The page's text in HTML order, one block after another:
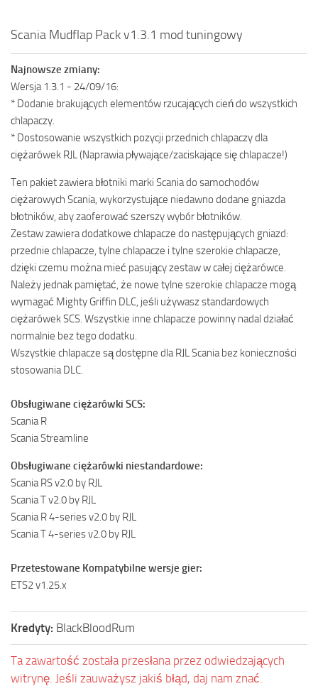
Scania Mudflap Pack v1.3.1 mod tuningowy
Najnowsze zmiany:
Wersja 1.3.1 - 24/09/16:
* Dodanie brakujących elementów rzucających cień do wszystkich
chlapaczy.
* Dostosowanie wszystkich pozycji przednich chlapaczy dla
ciężarówek RJL (Naprawia pływające/zaciskające się chlapacze!)
Ten pakiet zawiera błotniki marki Scania do samochodów
ciężarowych Scania, wykorzystujące niedawno dodane gniazda
błotników, aby zaoferować szerszy wybór błotników.
Zestaw zawiera dodatkowe chlapacze do następujących gniazd:
przednie chlapacze, tylne chlapacze i tylne szerokie chlapacze,
dzięki czemu można mieć pasujący zestaw w całej ciężarówce.
Należy jednak pamiętać, że nowe tylne szerokie chlapacze mogą
wymagać Mighty Griffin DLC, jeśli używasz standardowych
ciężarówek SCS. Wszystkie inne chlapacze powinny nadal działać
normalnie bez tego dodatku.
Wszystkie chlapacze są dostępne dla RJL Scania bez konieczności
stosowania DLC.
Obsługiwane ciężarówki SCS:
Scania R
Scania Streamline
Obsługiwane ciężarówki niestandardowe:
Scania RS v2.0 by RJL
Scania T v2.0 by RJL
Scania R 4-series v2.0 by RJL
Scania T 4-series v2.0 by RJL
Przetestowane Kompatybilne wersje gier:
ETS2 v1.25.x
Kredyty: BlackBloodRum
Ta zawartość została przesłana przez odwiedzających
witrynę. Jeśli zauważysz jakiś błąd, daj nam znać.